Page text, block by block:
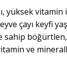
yüksek vitamin
çayı keyfi
sahip
ve